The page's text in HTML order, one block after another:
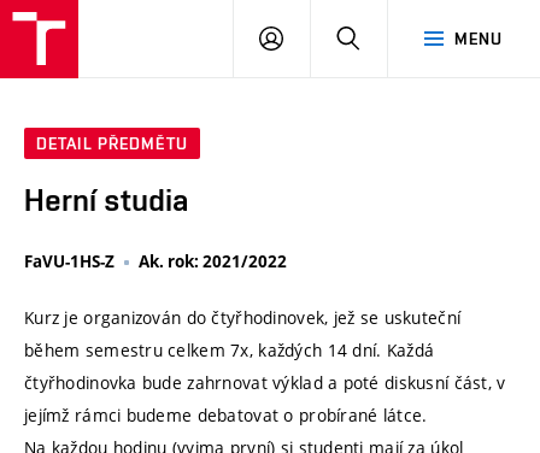
MENU
PŘIHLÁSIT
DETAIL PŘEDMĚTU
Herní studia
FaVU-1HS-Z Ak. rok: 2021/2022
Kurz je organizován do čtyřhodinovek, jež se uskuteční
během semestru celkem 7x, každých 14 dní. Každá
čtyřhodinovka bude zahrnovat výklad a poté diskusní část, v
jejímž rámci budeme debatovat o probírané látce.
Na každou hodinu (vyjma první) si studenti mají za úkol